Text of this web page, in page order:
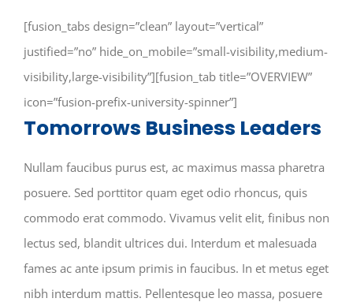
NGT
[fusion_tabs design=”clean” layout=”vertical”
justified=”no” hide_on_mobile=”small-visibility,medium-
visibility,large-visibility”][fusion_tab title=”OVERVIEW”
icon=”fusion-prefix-university-spinner”]
Tomorrows Business Leaders
Nullam faucibus purus est, ac maximus massa pharetra
posuere. Sed porttitor quam eget odio rhoncus, quis
commodo erat commodo. Vivamus velit elit, finibus non
lectus sed, blandit ultrices dui. Interdum et malesuada
fames ac ante ipsum primis in faucibus. In et metus eget
nibh interdum mattis. Pellentesque leo massa, posuere